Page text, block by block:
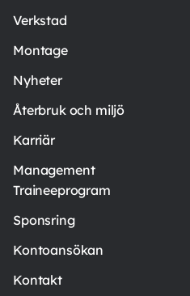
Verkstad
Montage
Nyheter
Återbruk och miljö
Karriär
Management
Traineeprogram
Sponsring
Kontoansökan
Kontakt